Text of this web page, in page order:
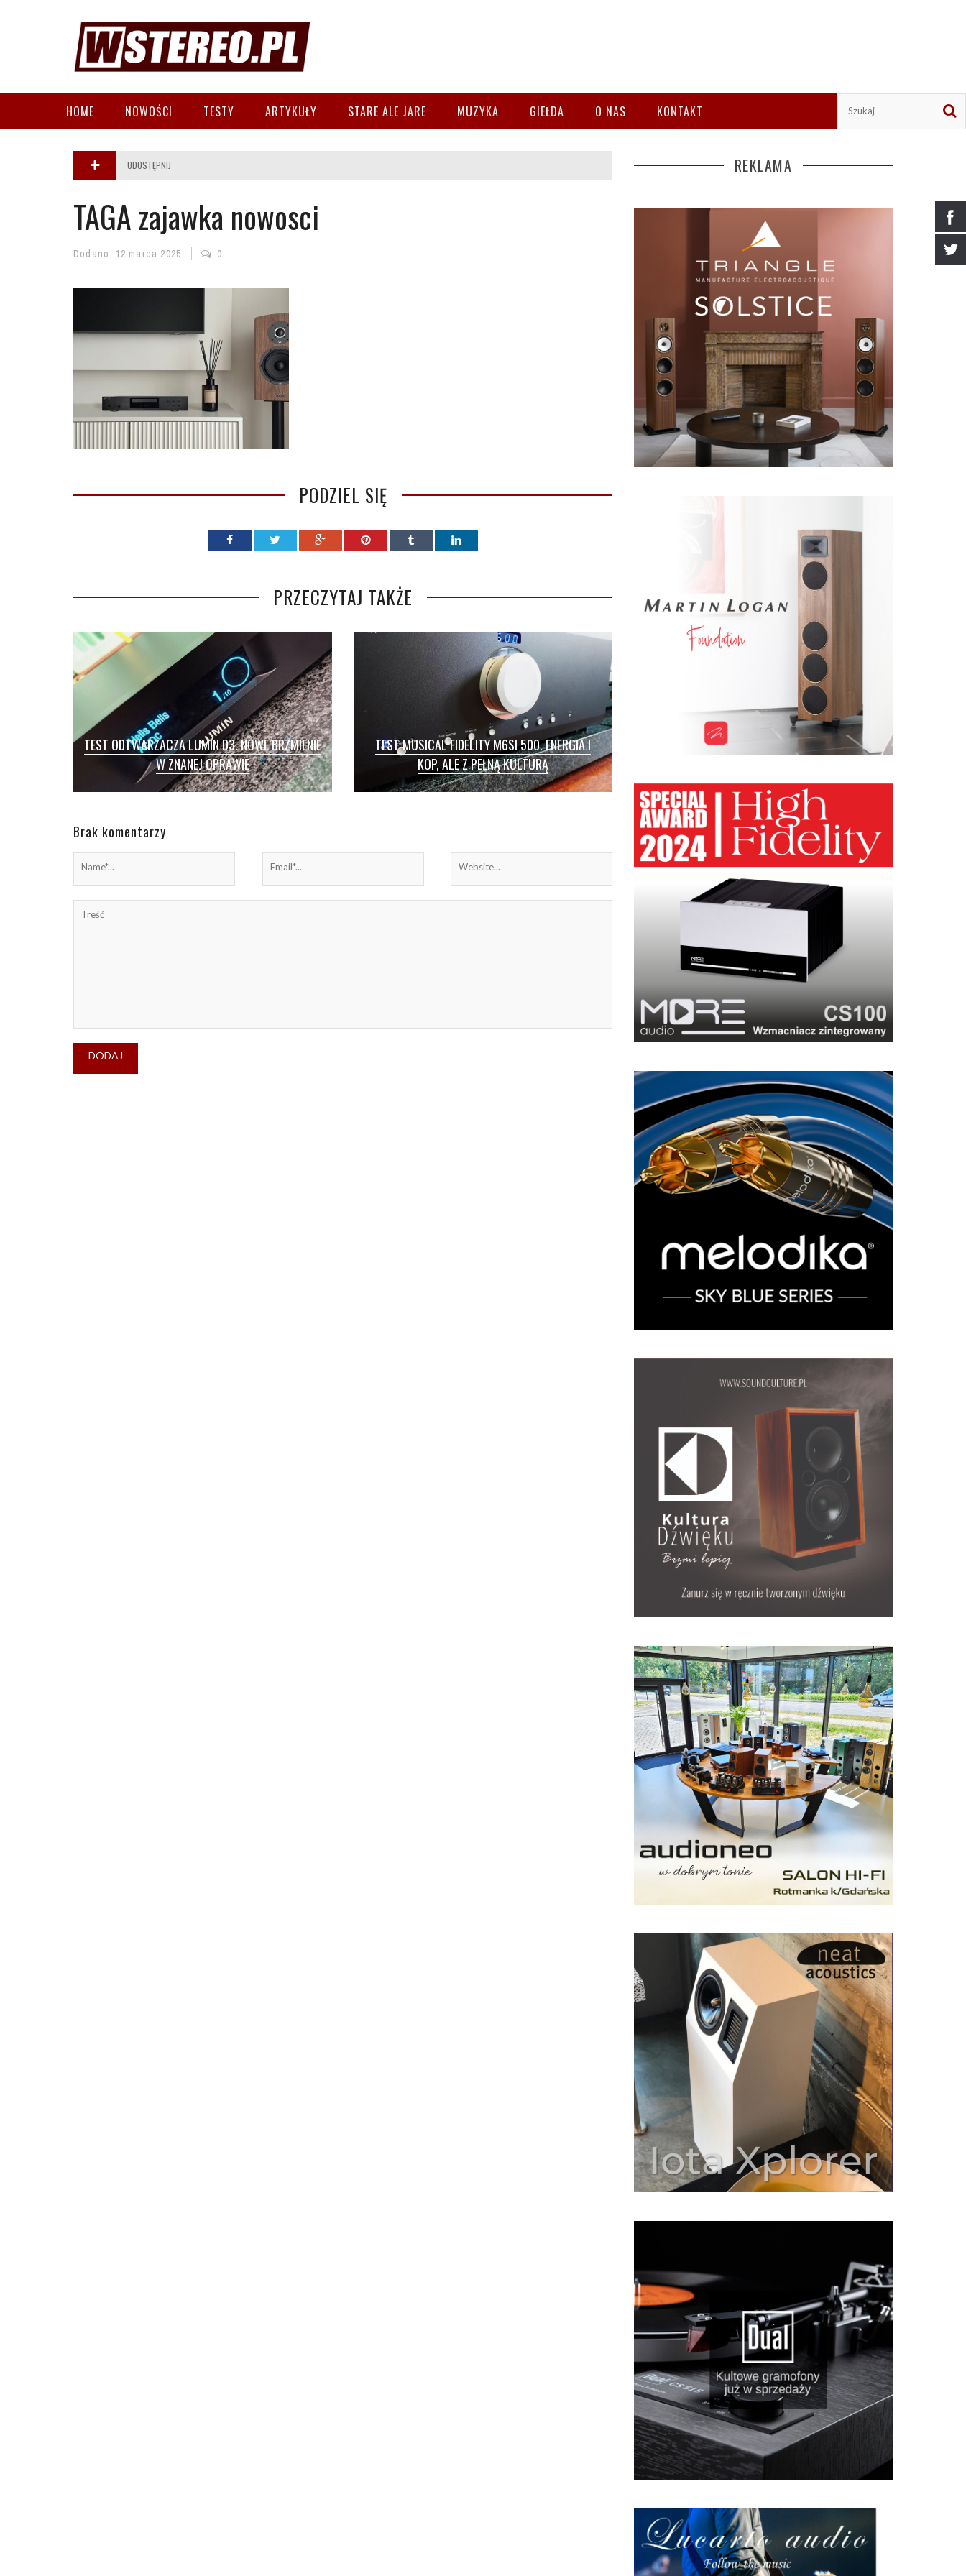
HOME NOWOŚCI TESTY ARTYKUŁY STARE ALE JARE MUZYKA GIEŁDA O NAS KONTAKT
UDOSTĘPNIJ
TAGA zajawka nowosci
Dodano: 12 marca 2025 0
PODZIEL SIĘ
PRZECZYTAJ TAKŻE
TEST ODTWARZACZA LUMIN D3. NOWE BRZMIENIE
W ZNANEJ OPRAWIE
TEST / LUMIN D3 / Odtwarzacze sieciowe to
audiofilskim rynku. Można kupić […]
TEST MUSICAL FIDELITY M6SI 500. ENERGIA I
KOP, ALE Z PEŁNĄ KULTURĄ
TEST / MUSICAL FIDELITY M6si 500 / Wielu
Brak komentarzy
REKLAMA